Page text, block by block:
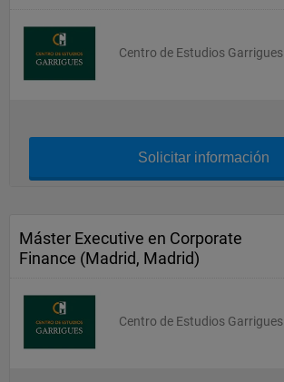
Centro de Estudios Garrigues
Solicitar información
Máster Executive en Corporate
Finance (Madrid, Madrid)
Centro de Estudios Garrigues